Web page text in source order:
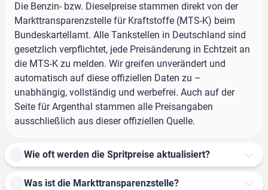
Die Benzin- bzw. Dieselpreise stammen direkt von der
Markttransparenzstelle für Kraftstoffe (MTS-K) beim
Bundeskartellamt. Alle Tankstellen in Deutschland sind
gesetzlich verpflichtet, jede Preisänderung in Echtzeit an
die MTS-K zu melden. Wir greifen unverändert und
automatisch auf diese offiziellen Daten zu –
unabhängig, vollständig und werbefrei. Auch auf der
Seite für Argenthal stammen alle Preisangaben
ausschließlich aus dieser offiziellen Quelle.
Wie oft werden die Spritpreise aktualisiert?
Was ist die Markttransparenzstelle?